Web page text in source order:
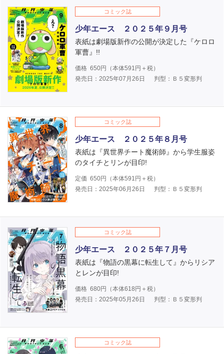
コミック誌
少年エース ２０２５年９月号
表紙は劇場版新作の公開が決定した『ケロロ
軍曹』!!
価格 650円（本体591 円＋税）
発売日：2025年07月26日
判型：Ｂ５変形判
コミック誌
少年エース ２０２５年８月号
表紙は『異世界チート魔術師』から学生服姿
のタイチとリンが目印!
定価 650円（本体591 円＋税）
発売日：2025年06月26日
判型：Ｂ５変形判
コミック誌
少年エース ２０２５年７月号
表紙は『物語の黒幕に転生して』からリシア
とレンが目印!
価格 680円（本体618 円＋税）
発売日：2025年05月26日
判型：Ｂ５変形判
コミック誌